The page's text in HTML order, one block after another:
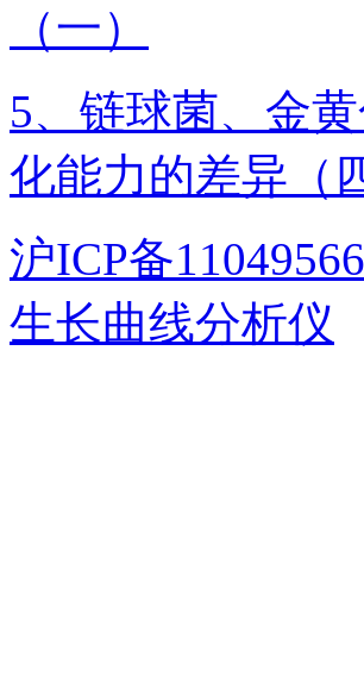
（一）
5、链球菌、金
化能力的差异（
沪ICP备
生长曲线分析仪